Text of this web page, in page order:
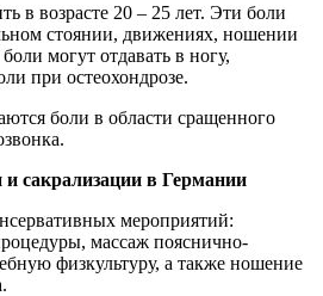
в возрасте 20 – 25 лет. Эти боли
стоянии, движениях, ношении
могут отдавать в ногу,
при остеохондрозе.
боли в области сращенного
сакрализации в Германии
мероприятий:
массаж пояснично-
физкультуру, а также ношение